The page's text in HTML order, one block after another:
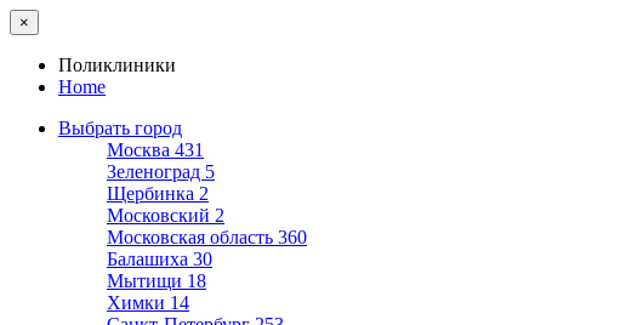
×
Поликлиники
Home
Выбрать город
Москва 431
Зеленоград 5
Щербинка 2
Московский 2
Московская область 360
Балашиха 30
Мытищи 18
Химки 14